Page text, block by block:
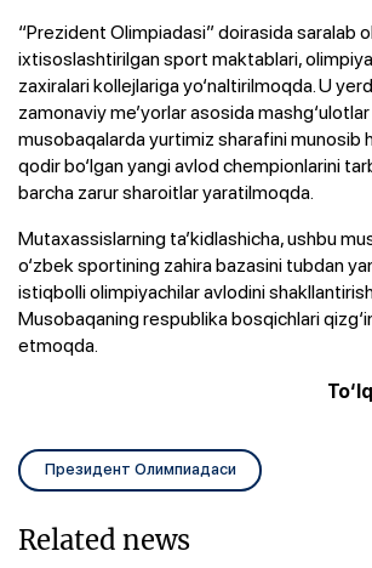
“Prezident Olimpiadasi” doirasida saralab
ixtisoslashtirilgan sport maktablari,
zaxiralari kollejlariga yo‘naltirilmoqda. U
zamonaviy me’yorlar asosida
musobaqalarda yurtimiz sharafini munosib
qodir bo‘lgan yangi avlod chempionlarini
barcha zarur sharoitlar yaratilmoqda.
Mutaxassislarning ta’kidlashicha, ushbu
o‘zbek sportining zahira bazasini tubdan
istiqbolli olimpiyachilar avlodini
Musobaqaning respublika bosqichlari
etmoqda.
Президент Олимпиадаси
Related news